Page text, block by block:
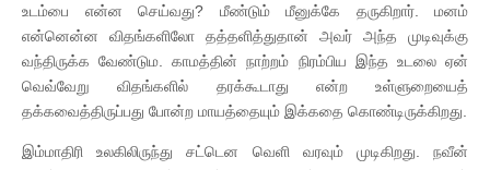
உடம்பை என்ன செய்வது? மீண்டும் மீனுக்கே தருகிறார். மனம்
என்னென்ன விதங்களிலோ தத்தளித்துதான் அவர் அந்த முடிவுக்கு
வந்திருக்க வேண்டும. காமத்தின் நாற்றம் நிரம்பிய இந்த உடலை ஏன்
வெவ்வேறு விதங்களில் தரக்கூடாது என்ற உள்ளுறையைத்
தக்கவைத்திருப்பது போன்ற மாயத்தையும் இக்கதை கொண்டிருக்கிறது.
இம்மாதிரி உலகிலிருந்து சட்டென வெளி வரவும் முடிகிறது. நவீன்